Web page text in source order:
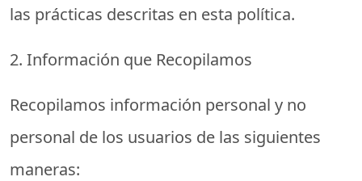
las prácticas descritas en esta política.
2. Información que Recopilamos
Recopilamos información personal y no
personal de los usuarios de las siguientes
maneras: